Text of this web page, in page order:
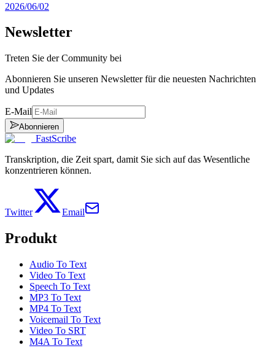
2026/06/02
Newsletter
Treten Sie der Community bei
Abonnieren Sie unseren Newsletter für die neuesten Nachrichten
und Updates
E-Mail
Abonnieren
FastScribe
Transkription, die Zeit spart, damit Sie sich auf das Wesentliche
konzentrieren können.
Twitter Email
Produkt
Audio To Text
Video To Text
Speech To Text
MP3 To Text
MP4 To Text
Voicemail To Text
Video To SRT
M4A To Text